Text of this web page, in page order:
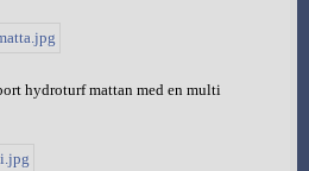
hydroturf mattan med en multi